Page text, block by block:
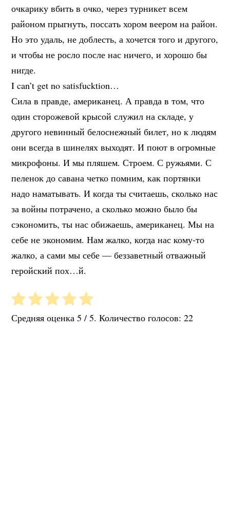
очкарику вбить в очко, через турникет всем
районом прыгнуть, поссать хором веером на район.
Но это удаль, не доблесть, а хочется того и другого,
и чтобы не росло после нас ничего, и хорошо бы
нигде.
I can’t get no satisfucktion…
Сила в правде, американец. А правда в том, что
один сторожевой крысой служил на складе, у
другого невинный белоснежный билет, но к людям
они всегда в шинелях выходят. И поют в огромные
микрофоны. И мы пляшем. Строем. С ружьями. С
пеленок до савана четко помним, как портянки
надо наматывать. И когда ты считаешь, сколько нас
за войны потрачено, а сколько можно было бы
сэкономить, ты нас обижаешь, американец. Мы на
себе не экономим. Нам жалко, когда нас кому-то
жалко, а сами мы себе — беззаветный отважный
геройский пох…й.
Средняя оценка5 / 5. Количество голосов:22